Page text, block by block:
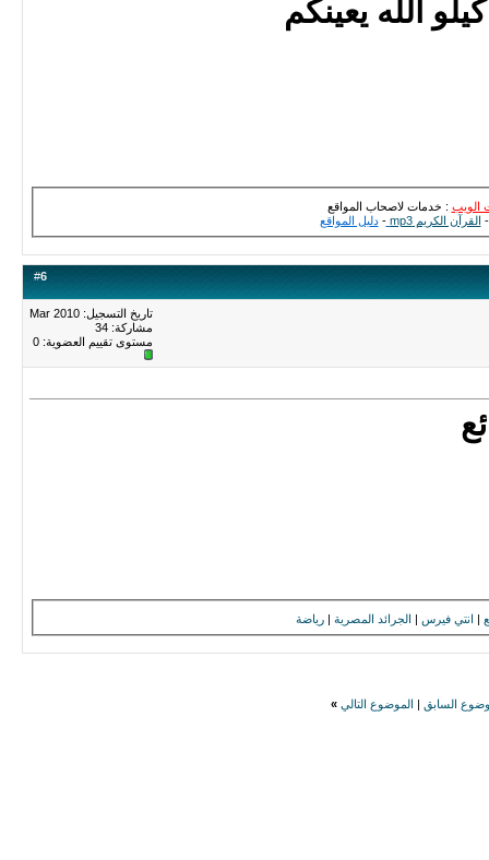
الويب : خدمات لاصحاب المواقع
القرآن الكريم mp3 -دليل المواقع
#6
تاريخ التسجيل: Mar 2010
مشاركة: 34
مستوى تقييم العضوية: 0
انتي فيرس الجرائد المصرية | رياضة
السابق الموضوع التالي »